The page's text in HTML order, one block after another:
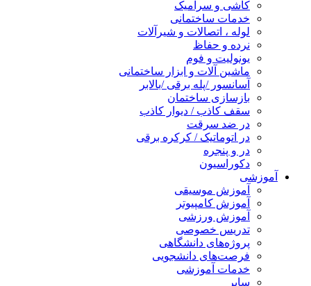
کاشی و سرامیک
خدمات ساختمانی
لوله ، اتصالات و شیرآلات
نرده و حفاظ
یونولیت و فوم
ماشین آلات و ابزار ساختمانی
آسانسور /پله برقی /بالابر
بازسازی ساختمان
سقف کاذب / دیوار کاذب
در ضد سرقت
در اتوماتیک / کرکره برقی
در و پنجره
دکوراسیون
آموزشی
آموزش موسیقی
آموزش کامپیوتر
آموزش ورزشی
تدریس خصوصی
پروژه‌های دانشگاهی
فرصت‌های دانشجویی
خدمات آموزشی
سایر